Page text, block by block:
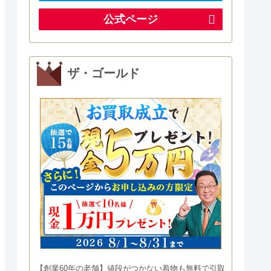
公式ページ
ザ・ゴールド
【創業60年の老舗】値段がつかない着物も無料で引取